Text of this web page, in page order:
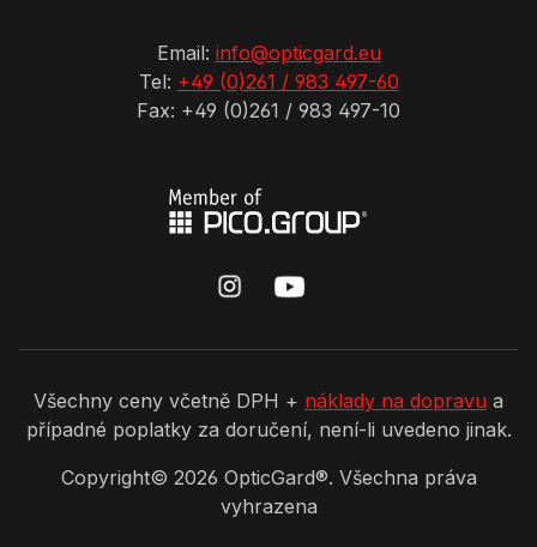
Email: info@opticgard.eu
Tel: +49 (0)261 / 983 497-60
Fax: +49 (0)261 / 983 497-10
Všechny ceny včetně DPH + náklady na dopravu a
případné poplatky za doručení, není-li uvedeno jinak.
Copyright© 2026 OpticGard®. Všechna práva
vyhrazena